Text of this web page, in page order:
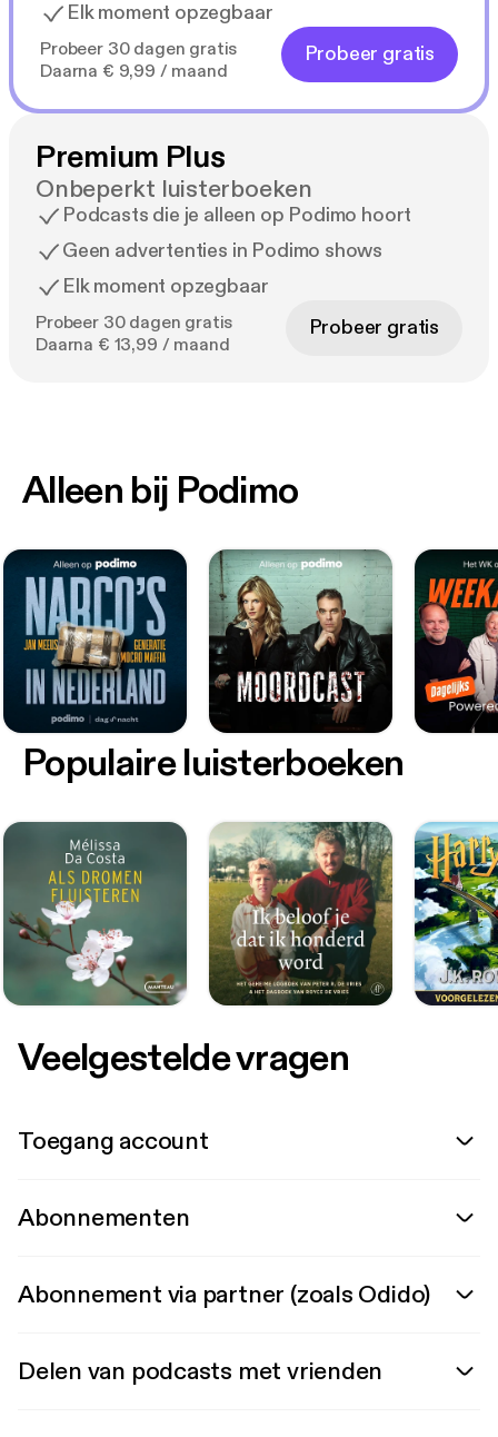
Elk moment opzegbaar
Probeer 30 dagen gratis
Daarna € 9,99 / maand
Probeer gratis
Premium Plus
Onbeperkt luisterboeken
Podcasts die je alleen op Podimo hoort
Geen advertenties in Podimo shows
Elk moment opzegbaar
Probeer 30 dagen gratis
Daarna € 13,99 / maand
Probeer gratis
Alleen bij Podimo
Populaire luisterboeken
Veelgestelde vragen
Toegang account
Abonnementen
Abonnement via partner (zoals Odido)
Delen van podcasts met vrienden